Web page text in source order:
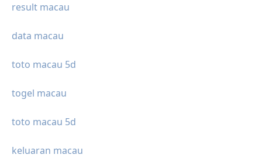
result macau
data macau
toto macau 5d
togel macau
toto macau 5d
keluaran macau